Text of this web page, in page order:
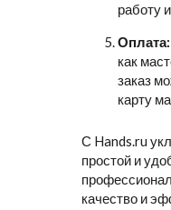
работу
Оплата:
как
заказ
карту
С Hands.ru
простой и
качество и